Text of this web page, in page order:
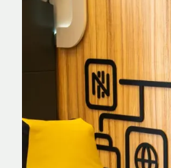
Nomad Explorer
Cartão de crédito
em dólar